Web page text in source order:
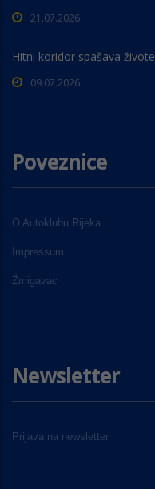
21.07.2026
Hitni koridor spašava živote
09.07.2026
Poveznice
O Autoklubu Rijeka
Impressum
Žmigavac
Newsletter
Prijava na newsletter